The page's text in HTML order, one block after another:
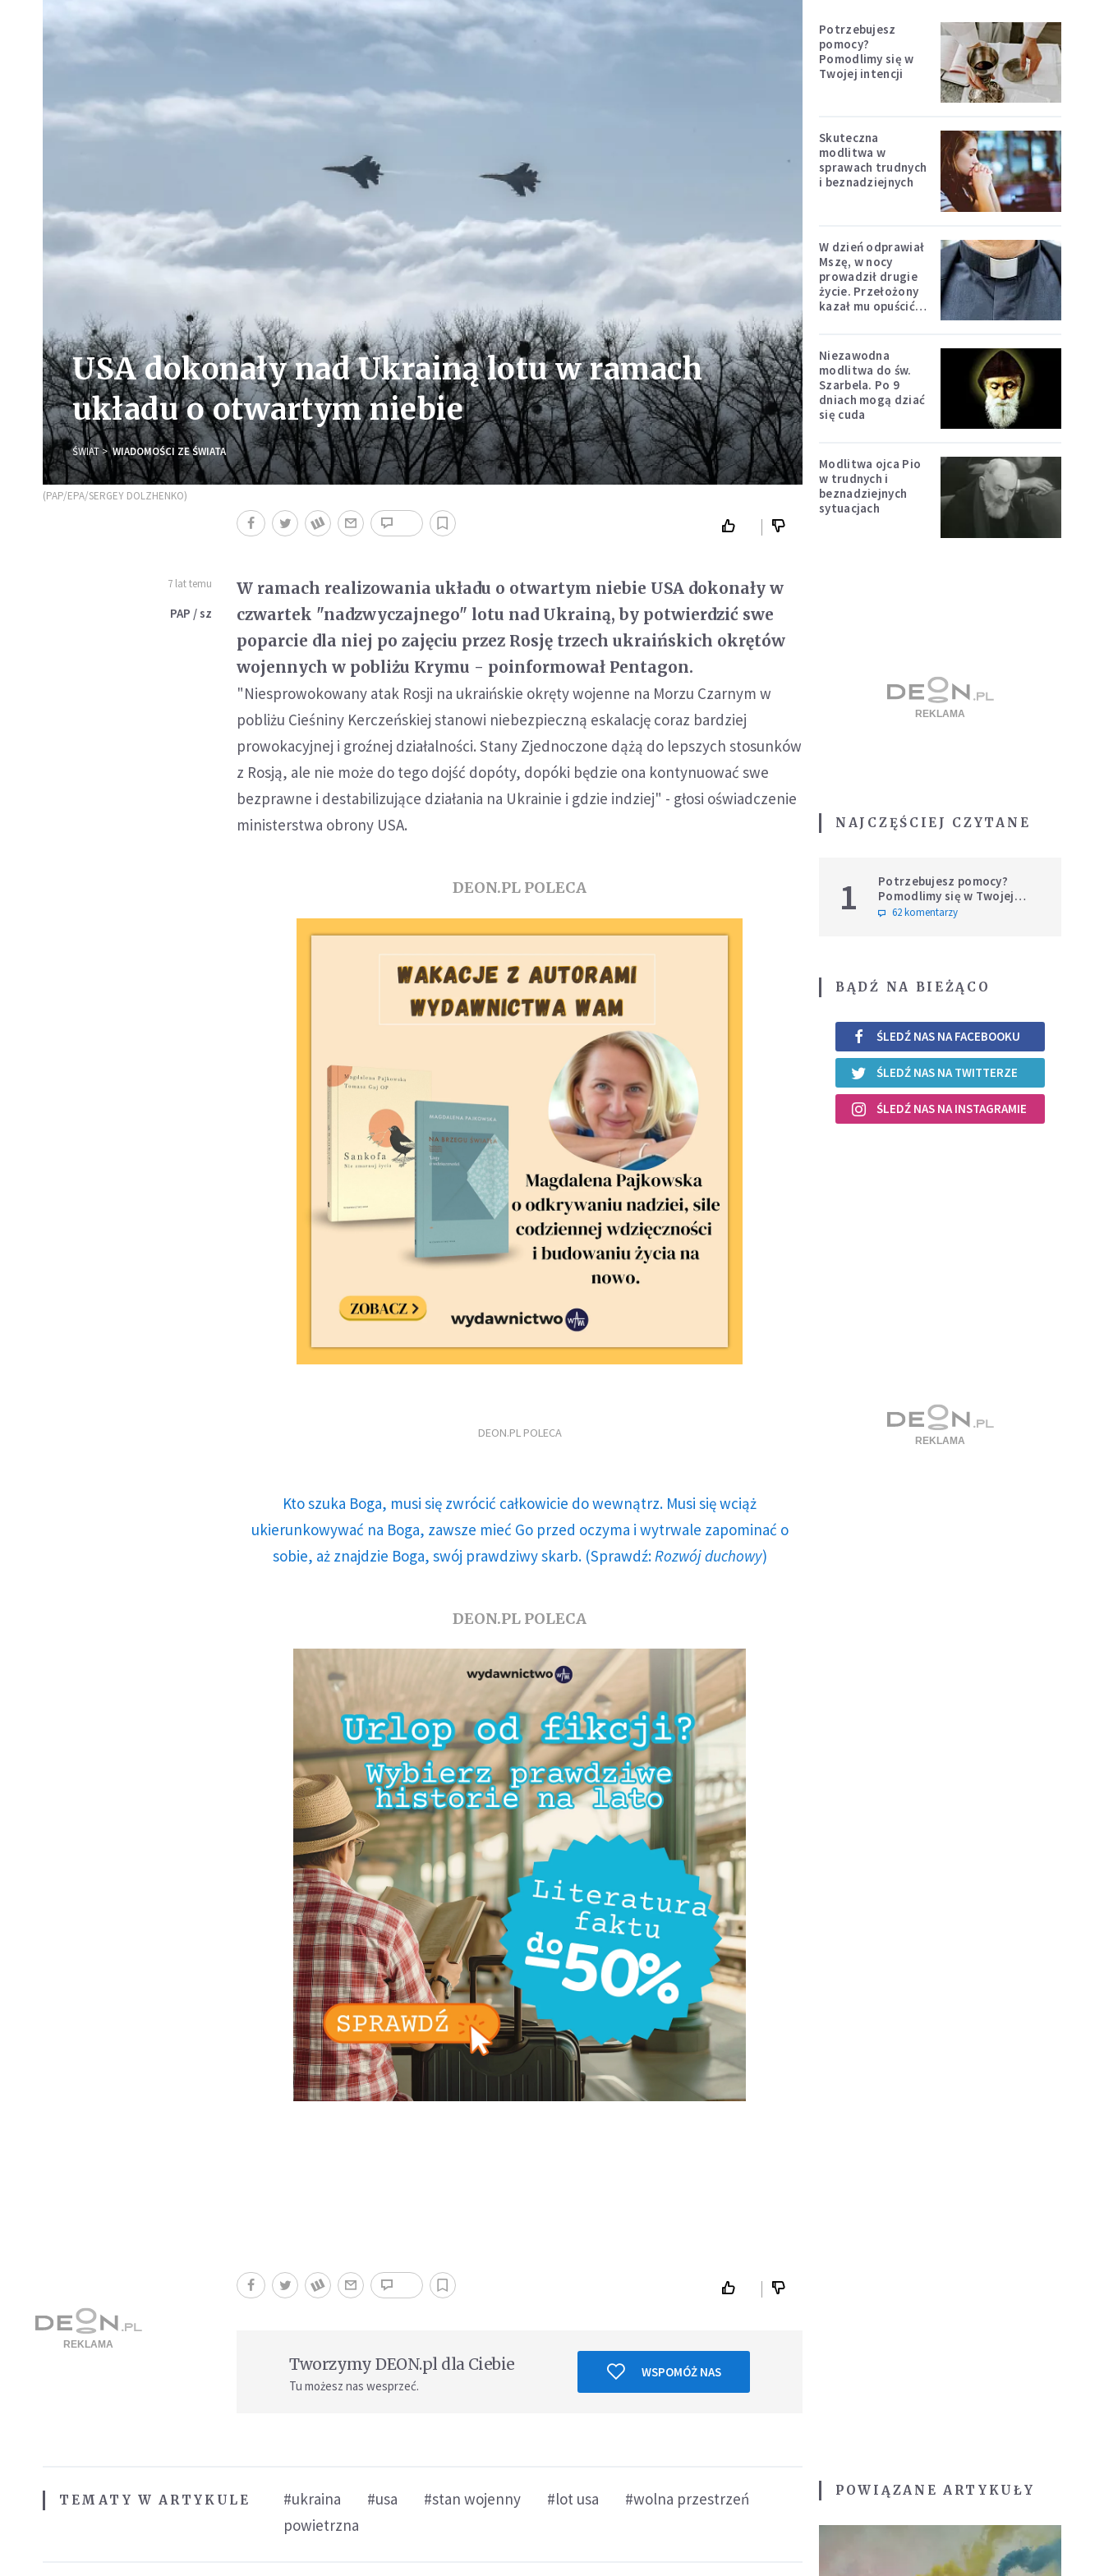
USA dokonały nad Ukrainą lotu w ramach
układu o otwartym niebie
ŚWIAT WIADOMOŚCI ZE ŚWIATA
(PAP/EPA/SERGEY DOLZHENKO)
7 lat temu
PAP / sz
W ramach realizowania układu o otwartym niebie USA dokonały w
czwartek "nadzwyczajnego" lotu nad Ukrainą, by potwierdzić swe
poparcie dla niej po zajęciu przez Rosję trzech ukraińskich okrętów
wojennych w pobliżu Krymu - poinformował Pentagon.
"Niesprowokowany atak Rosji na ukraińskie okręty wojenne na Morzu Czarnym w
pobliżu Cieśniny Kerczeńskiej stanowi niebezpieczną eskalację coraz bardziej
prowokacyjnej i groźnej działalności. Stany Zjednoczone dążą do lepszych stosunków
z Rosją, ale nie może do tego dojść dopóty, dopóki będzie ona kontynuować swe
bezprawne i destabilizujące działania na Ukrainie i gdzie indziej" - głosi oświadczenie
ministerstwa obrony USA.
DEON.PL POLECA
DEON.PL POLECA
Kto szuka Boga, musi się zwrócić całkowicie do wewnątrz. Musi się wciąż
ukierunkowywać na Boga, zawsze mieć Go przed oczyma i wytrwale zapominać o
sobie, aż znajdzie Boga, swój prawdziwy skarb. (Sprawdź: Rozwój duchowy)
DEON.PL POLECA
Tworzymy DEON.pl dla Ciebie
Tu możesz nas wesprzeć.
WSPOMÓŻ NAS
TEMATY W ARTYKULE #ukraina #usa #stan wojenny #lot usa
#wolna przestrzeń
powietrzna
Potrzebujesz
pomocy?
Pomodlimy się w
Twojej intencji
Skuteczna
modlitwa w
sprawach trudnych
i beznadziejnych
W dzień odprawiał
Mszę, w nocy
prowadził drugie
życie. Przełożony
kazał mu opuścić
Niezawodna
modlitwa do św.
Szarbela. Po 9
dniach mogą dziać
się cuda
Modlitwa ojca Pio
w trudnych i
beznadziejnych
sytuacjach
NAJCZĘŚCIEJ CZYTANE
1
Potrzebujesz pomocy?
Pomodlimy się w Twojej
intencji
62 komentarzy
BĄDŹ NA BIEŻĄCO
ŚLEDŹ NAS NA FACEBOOKU
ŚLEDŹ NAS NA TWITTERZE
ŚLEDŹ NAS NA INSTAGRAMIE
POWIĄZANE ARTYKUŁY